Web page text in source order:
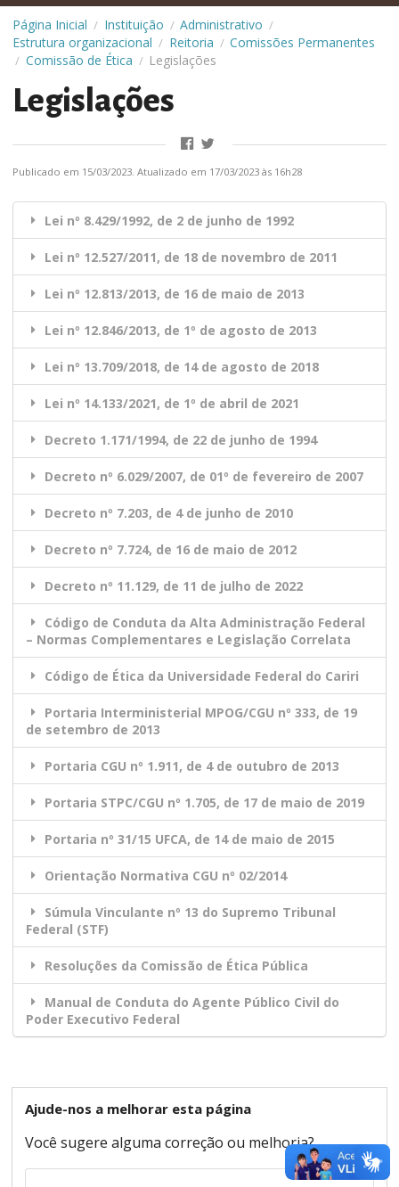
Página Inicial / Instituição / Administrativo /
Estrutura organizacional / Reitoria / Comissões Permanentes
/ Comissão de Ética / Legislações
Legislações
Publicado em 15/03/2023. Atualizado em 17/03/2023 às 16h28
Lei nº 8.429/1992, de 2 de junho de 1992
Lei nº 12.527/2011, de 18 de novembro de 2011
Lei nº 12.813/2013, de 16 de maio de 2013
Lei nº 12.846/2013, de 1º de agosto de 2013
Lei nº 13.709/2018, de 14 de agosto de 2018
Lei nº 14.133/2021, de 1º de abril de 2021
Decreto 1.171/1994, de 22 de junho de 1994
Decreto nº 6.029/2007, de 01º de fevereiro de 2007
Decreto nº 7.203, de 4 de junho de 2010
Decreto nº 7.724, de 16 de maio de 2012
Decreto nº 11.129, de 11 de julho de 2022
Código de Conduta da Alta Administração Federal
– Normas Complementares e Legislação Correlata
Código de Ética da Universidade Federal do Cariri
Portaria Interministerial MPOG/CGU nº 333, de 19
de setembro de 2013
Portaria CGU nº 1.911, de 4 de outubro de 2013
Portaria STPC/CGU nº 1.705, de 17 de maio de 2019
Portaria nº 31/15 UFCA, de 14 de maio de 2015
Orientação Normativa CGU nº 02/2014
Súmula Vinculante nº 13 do Supremo Tribunal
Federal (STF)
Resoluções da Comissão de Ética Pública
Manual de Conduta do Agente Público Civil do
Poder Executivo Federal
Ajude-nos a melhorar esta página
Você sugere alguma correção ou melhoria?